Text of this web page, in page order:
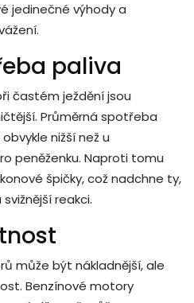
jedinečné výhody a
paliva
častém ježdění jsou
Průměrná spotřeba
nižší než u
peněženku. Naproti tomu
špičky, což nadchne ty,
reakci.
může být nákladnější, ale
Benzínové motory